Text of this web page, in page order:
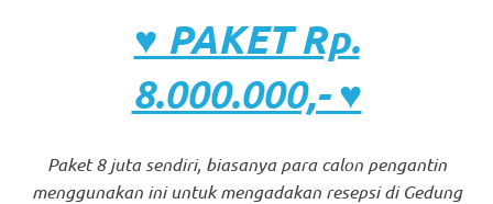
♥ PAKET Rp.
8.000.000,- ♥
Paket 8 juta sendiri, biasanya para calon pengantin
menggunakan ini untuk mengadakan resepsi di Gedung